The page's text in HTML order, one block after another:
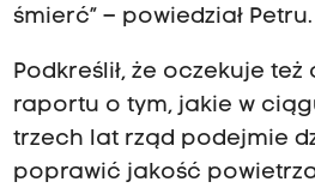
śmierć” – powiedział Petru.
Podkreślił, że oczekuje
raportu o tym, jakie w
trzech lat rząd podejmie
poprawić jakość